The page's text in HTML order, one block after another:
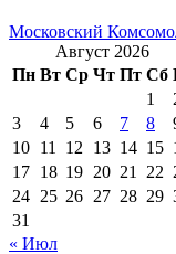
Московский
Август 2026
Пн Вт Ср Чт Пт Сб
1
3
4 5 6 7 8
10 11 12 13 14 15
17 18 19 20 21 22
24 25 26 27 28 29
31
« Июл